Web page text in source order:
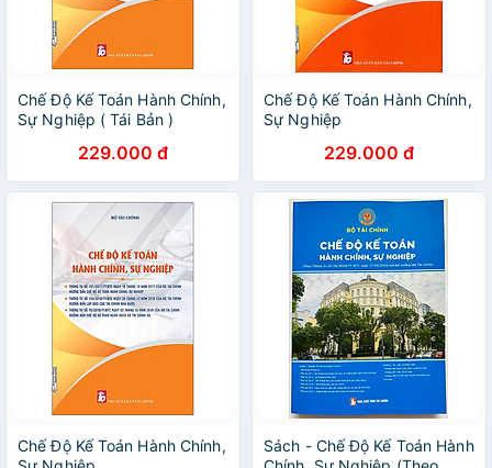
Chế Độ Kế Toán Hành Chính,
Sự Nghiệp ( Tái Bản )
229.000 đ
Chế Độ Kế Toán Hành Chính,
Sự Nghiệp
229.000 đ
Chế Độ Kế Toán Hành Chính,
Sách - Chế Độ Kế Toán Hành